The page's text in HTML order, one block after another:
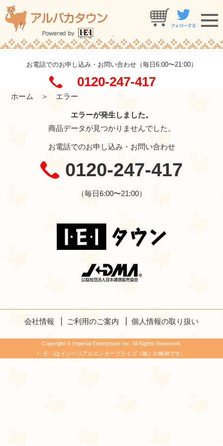
お電話でのお申し込み・お問い合わせ（毎日6:00〜21:00）
0120-247-417
ホーム ＞ エラー
エラーが発生しました。
商品データが見つかりませんでした。
お電話でのお申し込み・お問い合わせ
0120-247-417
（毎日6:00〜21:00）
会社情報 ご利用のご案内 個人情報の取り扱い
Copyright © Imperial Enterprises Inc. All Rights Reserved.
I・E・Iはインペリアルエンタープライズ（株）の略称です。